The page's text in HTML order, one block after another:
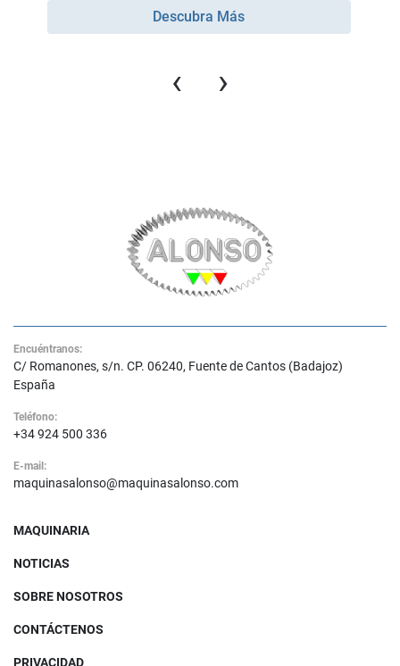
Descubra Más
‹ ›
Encuéntranos:
C/ Romanones, s/n. CP. 06240, Fuente de Cantos (Badajoz)
España
Teléfono:
+34 924 500 336
E-mail:
maquinasalonso@maquinasalonso.com
MAQUINARIA
NOTICIAS
SOBRE NOSOTROS
CONTÁCTENOS
PRIVACIDAD